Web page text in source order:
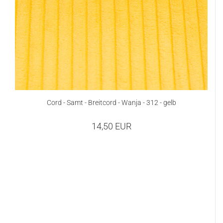
Cord - Samt - Breitcord - Wanja - 312 - gelb
14,50 EUR